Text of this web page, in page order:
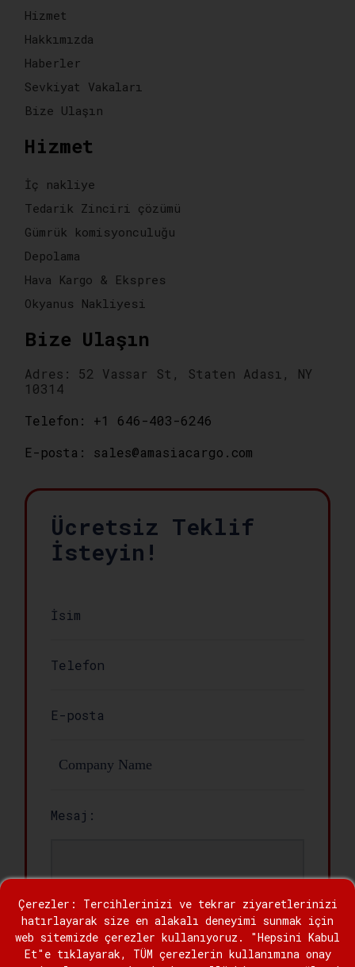
Hizmet
Hakkımızda
Haberler
Sevkiyat Vakaları
Bize Ulaşın
Hizmet
İç nakliye
Tedarik Zinciri çözümü
Gümrük komisyonculuğu
Depolama
Hava Kargo & Ekspres
Okyanus Nakliyesi
Bize Ulaşın
Adres: 52 Vassar St, Staten Adası, NY
10314
Telefon: +1 646-403-6246
E-posta: sales@amasiacargo.com
Ücretsiz Teklif
İsteyin!
Mesaj:
Çerezler: Tercihlerinizi ve tekrar ziyaretlerinizi
hatırlayarak size en alakalı deneyimi sunmak için
web sitemizde çerezler kullanıyoruz. "Hepsini Kabul
Et"e tıklayarak, TÜM çerezlerin kullanımına onay